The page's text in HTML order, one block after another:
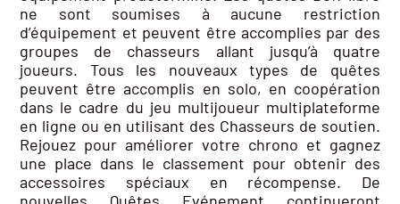
ne sont soumises à aucune restriction
d’équipement et peuvent être accomplies par des
groupes de chasseurs allant jusqu’à quatre
joueurs. Tous les nouveaux types de quêtes
peuvent être accomplis en solo, en coopération
dans le cadre du jeu multijoueur multiplateforme
en ligne ou en utilisant des Chasseurs de soutien.
Rejouez pour améliorer votre chrono et gagnez
une place dans le classement pour obtenir des
accessoires spéciaux en récompense. De